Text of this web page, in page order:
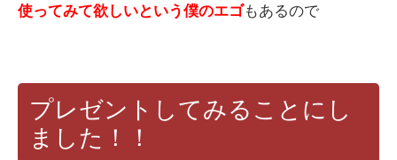
使ってみて欲しいという僕のエゴもあるので
プレゼントしてみることにし
ました！！